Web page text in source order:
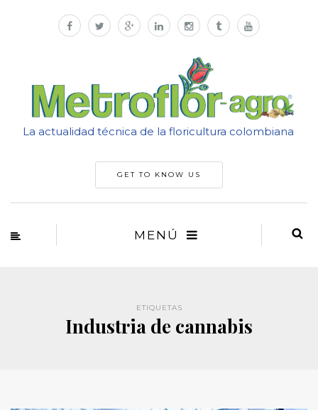
La actualidad técnica de la floricultura colombiana
GET TO KNOW US
MENÚ
ETIQUETAS
Industria de cannabis